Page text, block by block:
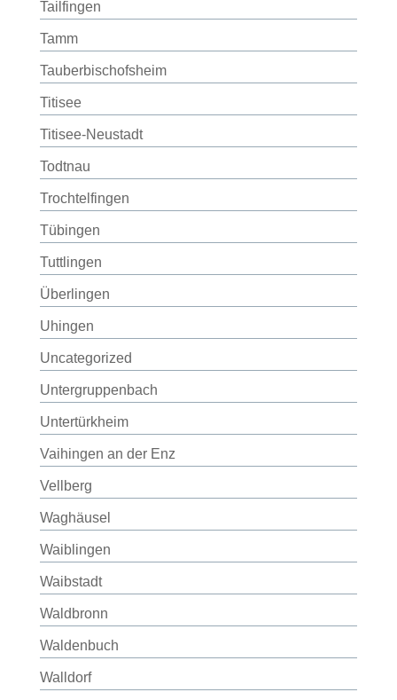
Tailfingen
Tamm
Tauberbischofsheim
Titisee
Titisee-Neustadt
Todtnau
Trochtelfingen
Tübingen
Tuttlingen
Überlingen
Uhingen
Uncategorized
Untergruppenbach
Untertürkheim
Vaihingen an der Enz
Vellberg
Waghäusel
Waiblingen
Waibstadt
Waldbronn
Waldenbuch
Walldorf